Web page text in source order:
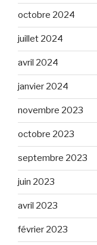
octobre 2024
juillet 2024
avril 2024
janvier 2024
novembre 2023
octobre 2023
septembre 2023
juin 2023
avril 2023
février 2023